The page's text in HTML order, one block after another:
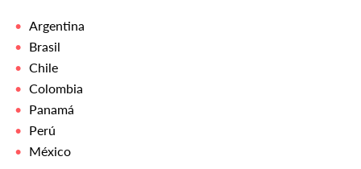
Argentina
Brasil
Chile
Colombia
Panamá
Perú
México